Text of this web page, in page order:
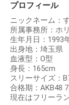
プロフィール
ニックネーム：
所属事務所：ホ
生年月日：1993
出身地：埼玉県
血液型：O型
身長：165cm
スリーサイズ：
合格期：AKB48
現在はフリーラ